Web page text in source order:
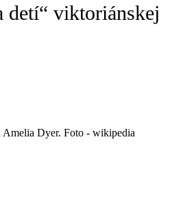
detí“ viktoriánskej